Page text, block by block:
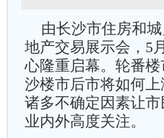
由长沙市住房和城
地产交易展示会，5
心隆重启幕。轮番
沙楼市后市将如何
诸多不确定因素让
业内外高度关注。